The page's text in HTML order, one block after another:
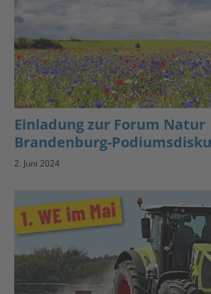
Einladung zur Forum Natur
Brandenburg-
2. Juni 2024